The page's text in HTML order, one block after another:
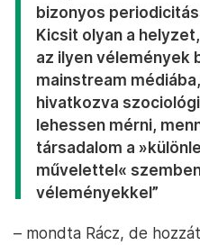
bizonyos
Kicsit olyan a
az ilyen vélemények
mainstream
hivatkozva
lehessen mérni,
társadalom a
művelettel«
véleményekkel”
– mondta Rácz, de